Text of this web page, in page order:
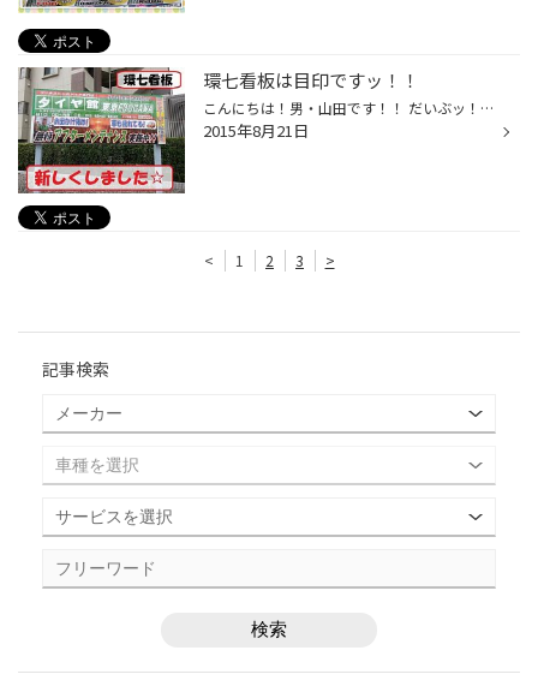
環七看板は目印ですッ！！
こんにちは！男・山田です！！ だいぶッ！！ 真夏の猛烈な暑さは和らいできましたね～！ 夏男・山田としては、少々寂しい所です。。f(^^;) さてさて！！ 当店の環七に出させていただいている 《 環七看板 》 も 『 アフターメンテナンス仕様 』 に変更しましたよ♪♪(^^)/ 夏は車だって疲れるんですッ...
2015年8月21日
< 1 2 3 >
記事検索